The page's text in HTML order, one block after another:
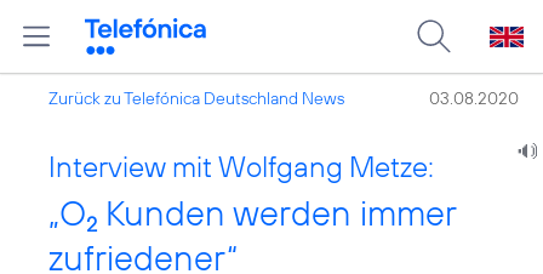
Zurück zu Telefónica Deutschland News 03.08.2020
Interview mit Wolfgang Metze:
„O2 Kunden werden immer
zufriedener“